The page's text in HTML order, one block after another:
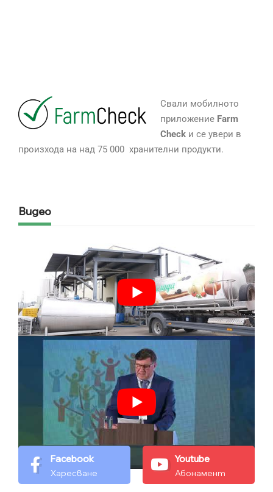
Свали мобилното
приложение Farm
Checkи се увери в
произхода на над 75 000 хранителни продукти.
Видео
Facebook
Харесване
Youtube
Абонамент